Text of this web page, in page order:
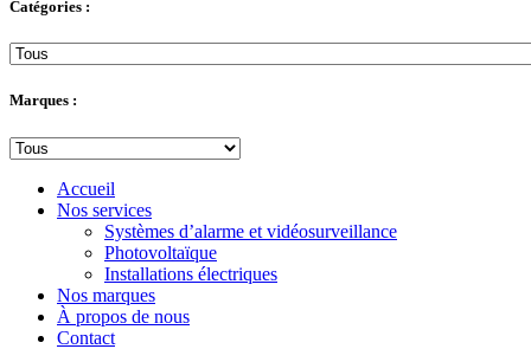
Catégories :
Marques :
Accueil
Nos services
Systèmes d’alarme et vidéosurveillance
Photovoltaïque
Installations électriques
Nos marques
À propos de nous
Contact